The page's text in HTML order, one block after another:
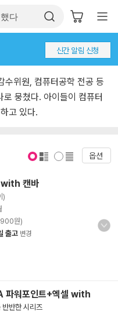
신간 알림 신청
수위원, 컴퓨터공학 전공 등
뭉쳤다. 아이들이 컴퓨터
고 있다.
옵션
with 캔바
)
원)
출고 변경
파워포인트+엑셀 with
반반한 시리즈